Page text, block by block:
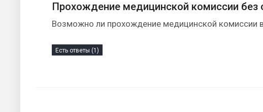
Прохождение медицинской комиссии без
Возможно ли прохождение медицинской комиссии
Есть ответы (1)